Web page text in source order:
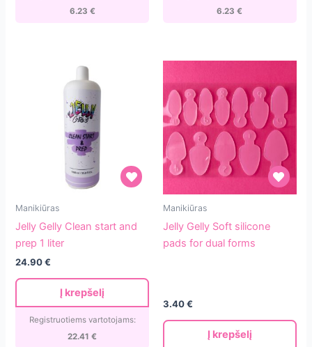
6.23 €
6.23€
Jelly
Clean
start
and
prep
liter
Manikiūras
Jelly Gelly Clean start and
prep 1 liter
24.90€
Į krepšelį
Registruotiems vartotojams:
22.41€
Jelly
Soft
silicone
dual
forms
Manikiūras
Jelly Gelly Soft silicone
pads for dual forms
3.40€
Į krepšelį